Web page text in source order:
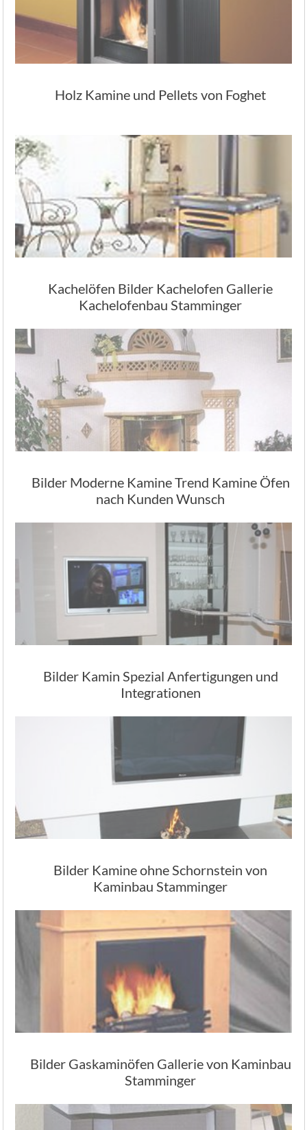
Holz Kamine und Pellets von Foghet
Kachelöfen Bilder Kachelofen Gallerie
Kachelofenbau Stamminger
Bilder Moderne Kamine Trend Kamine Öfen
nach Kunden Wunsch
Bilder Kamin Spezial Anfertigungen und
Integrationen
Bilder Kamine ohne Schornstein von
Kaminbau Stamminger
Bilder Gaskaminöfen Gallerie von Kaminbau
Stamminger